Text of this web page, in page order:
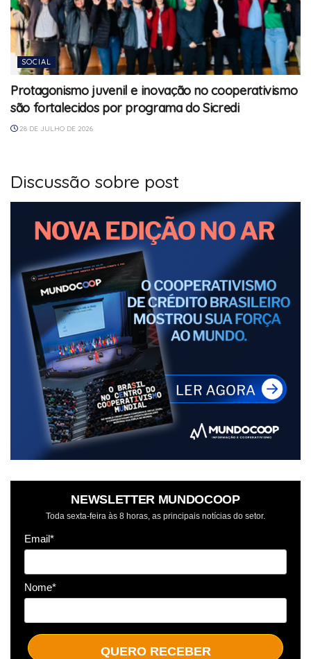
SOCIAL
Protagonismo juvenil e inovação no cooperativismo
são fortalecidos por programa do Sicredi
28 DE JULHO DE 2026
Discussão sobre post
NEWSLETTER MUNDOCOOP
Toda sexta-feira às 8 horas, as principais notícias do setor.
Email*
Nome*
QUERO RECEBER